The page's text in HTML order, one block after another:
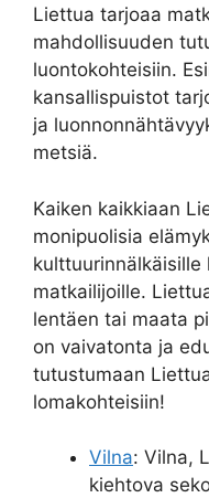
Liettua tarjoaa
mahdollisuuden
luontokohteisiin.
kansallispuistot
ja
metsiä.
Kaiken kaikkiaan
monipuolisia
kulttuurinnälkäisille
matkailijoille.
lentäen tai maata
on vaivatonta ja
tutustumaan
lomakohteisiin!
Vilna: Vilna,
kiehtova